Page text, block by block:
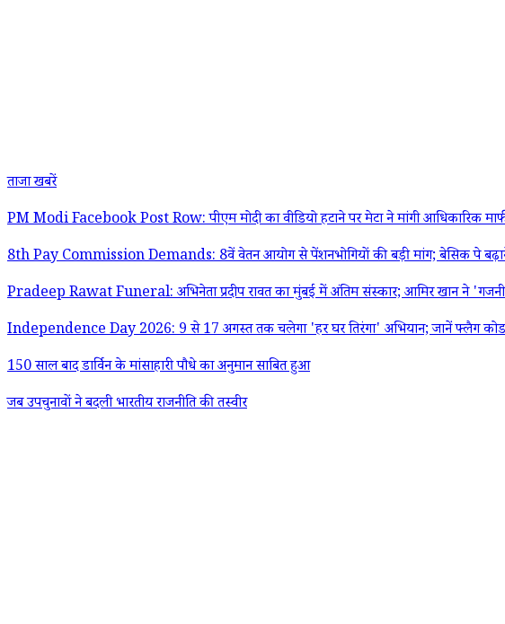
ताजा खबरें
PM Modi Facebook Post Row: पीएम मोदी का वीडियो हटाने पर मेटा ने मांगी आधिकारिक
8th Pay Commission Demands: 8वें वेतन आयोग से पेंशनभोगियों की बड़ी मांग; बेसिक पे बढ़ाने
Pradeep Rawat Funeral: अभिनेता प्रदीप रावत का मुंबई में अंतिम संस्कार; आमिर खान ने
Independence Day 2026: 9 से 17 अगस्त तक चलेगा 'हर घर तिरंगा' अभियान; जानें फ्लैग कोड
150 साल बाद डार्विन के मांसाहारी पौधे का अनुमान साबित हुआ
जब उपचुनावों ने बदली भारतीय राजनीति की तस्वीर